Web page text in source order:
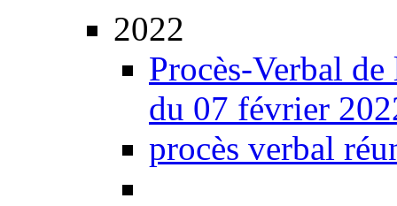
2022
Procès-Verbal
du 07 février
procès verbal